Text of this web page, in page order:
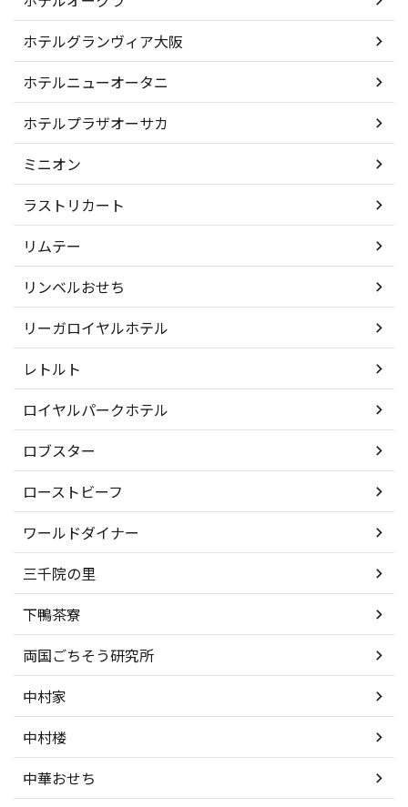
ホテルグランヴィア大阪
ホテルニューオータニ
ホテルプラザオーサカ
ミニオン
ラストリカート
リムテー
リンベルおせち
リーガロイヤルホテル
レトルト
ロイヤルパークホテル
ロブスター
ローストビーフ
ワールドダイナー
三千院の里
下鴨茶寮
両国ごちそう研究所
中村家
中村楼
中華おせち